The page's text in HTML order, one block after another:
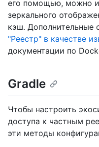
его помощью, можно
зеркального
кэш. Дополнительные
"Реестр" в качестве
документации по
Gradle
Чтобы настроить
доступа к частным
эти методы